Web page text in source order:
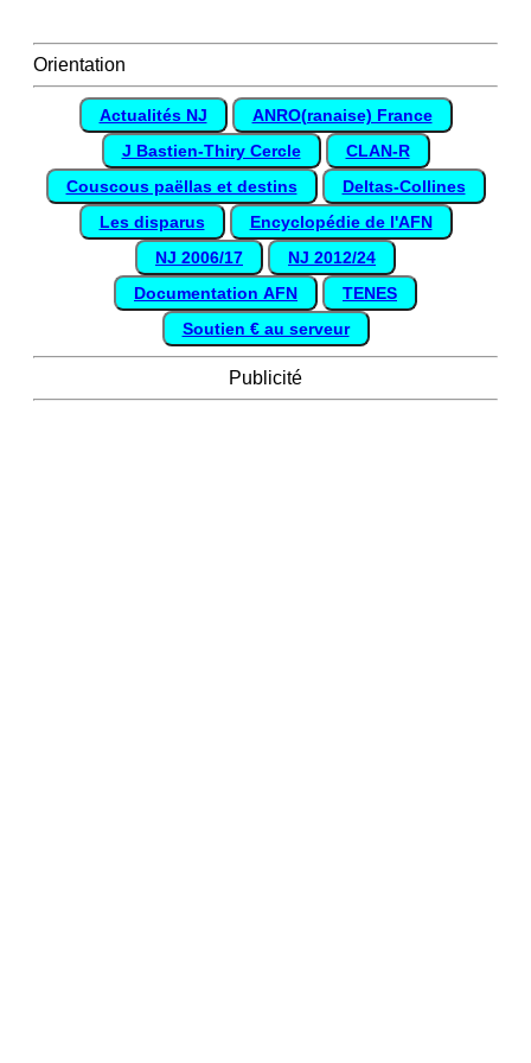
Orientation
Actualités NJ
ANRO(ranaise) France
J Bastien-Thiry Cercle
CLAN-R
Couscous paëllas et destins
Deltas-Collines
Les disparus
Encyclopédie de l'AFN
NJ 2006/17
NJ 2012/24
Documentation AFN
TENES
Soutien € au serveur
Publicité